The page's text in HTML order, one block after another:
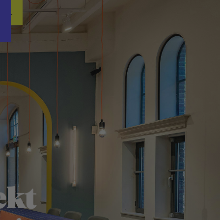
Word nu gratis en geheel vrijblijvend lid van ons Vacature Via